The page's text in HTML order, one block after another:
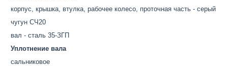
корпус, крышка, втулка, рабочее колесо, проточная часть - серый
чугун СЧ20
вал - сталь 35-ЗГП
Уплотнение вала
сальниковое